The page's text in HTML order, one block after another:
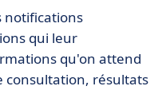
notifications
qui leur
qu'on attend
consultation, résultats